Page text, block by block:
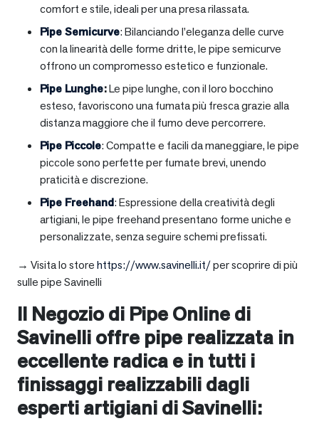
comfort e stile, ideali per una presa rilassata.
Pipe Semicurve: Bilanciando l’eleganza delle curve
con la linearità delle forme dritte, le pipe semicurve
offrono un compromesso estetico e funzionale.
Pipe Lunghe:Le pipe lunghe, con il loro bocchino
esteso, favoriscono una fumata più fresca grazie alla
distanza maggiore che il fumo deve percorrere.
Pipe Piccole: Compatte e facili da maneggiare, le pipe
piccole sono perfette per fumate brevi, unendo
praticità e discrezione.
Pipe Freehand: Espressione della creatività degli
artigiani, le pipe freehand presentano forme uniche e
personalizzate, senza seguire schemi prefissati.
→ Visita lo storehttps://www.savinelli.it/per scoprire di più
sulle pipe Savinelli
Il Negozio di Pipe Online di
Savinelli offre pipe realizzata in
eccellente radica e in tutti i
finissaggi realizzabili dagli
esperti artigiani di Savinelli: